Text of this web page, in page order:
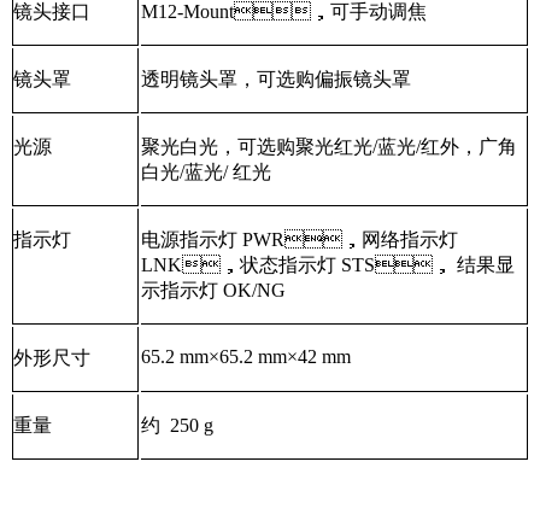
镜头接口 M12-Mount，可手动调焦
镜头罩 透明镜头罩，可选购偏振镜头罩
光源
聚光白光，可选购聚光红光/蓝光/红外，广角
白光/蓝光/ 红光
指示灯
电源指示灯 PWR，网络指示灯
LNK，状态指示灯 STS， 结果显
示指示灯 OK/NG
外形尺寸 65.2 mm×65.2 mm×42 mm
重量 约 250 g